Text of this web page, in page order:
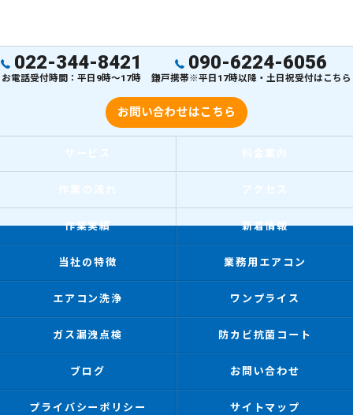
022-344-8421
お電話受付時間：平日9時～17時
090-6224-6056
鎌戸携帯※平日17時以降・土日祝受付はこちら
お問い合わせはこちら
作業実績 新着情報
当社の特徴 業務用エアコン
エアコン洗浄 ワンプライス
ガス漏洩点検 防カビ抗菌コート
ブログ お問い合わせ
プライバシーポリシー サイトマップ